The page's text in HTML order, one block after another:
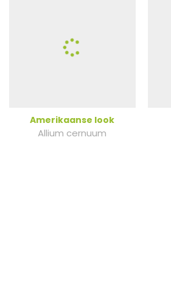
Amerikaanse look
Allium cernuum